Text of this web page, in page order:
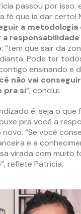
passou por isso:
fé que ia dar certo!
a metodologia
a
: “tem que sair da
Pode ter
ensinando e
não vai
pra si“, conclui.
é: seja o que
pra você a
“Se você
e a
virada com muito
reflete Patrícia.